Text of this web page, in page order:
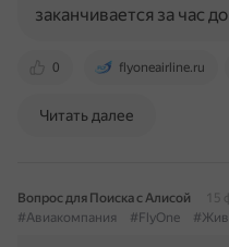
0 flyoneairline.ru
заканчивается за час
Читать далее
Вопрос для Поиска с Алисой
15
#Авиакомпания
#FlyOne